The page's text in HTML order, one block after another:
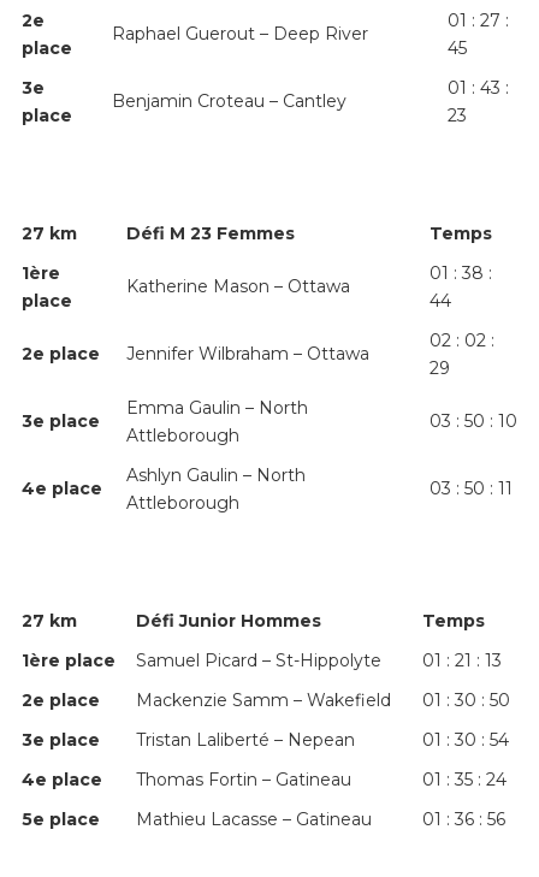
2e
place
Raphael Guerout – Deep River
01 : 27 :
45
3e
place
Benjamin Croteau – Cantley
01 : 43 :
23
27 km Défi M 23 Femmes
Temps
1ère
place
Katherine Mason – Ottawa
01 : 38 :
44
2e place Jennifer Wilbraham – Ottawa
02 : 02 :
29
3e place
Emma Gaulin – North
Attleborough
03 : 50 : 10
4e place
Ashlyn Gaulin – North
Attleborough
03 : 50 : 11
27 km Défi Junior Hommes
Temps
1ère place Samuel Picard – St-Hippolyte
01 : 21 : 13
2e place Mackenzie Samm – Wakefield
01 : 30 : 50
3e place Tristan Laliberté – Nepean
01 : 30 : 54
4e place Thomas Fortin – Gatineau
01 : 35 : 24
5e place Mathieu Lacasse – Gatineau 01 : 36 : 56